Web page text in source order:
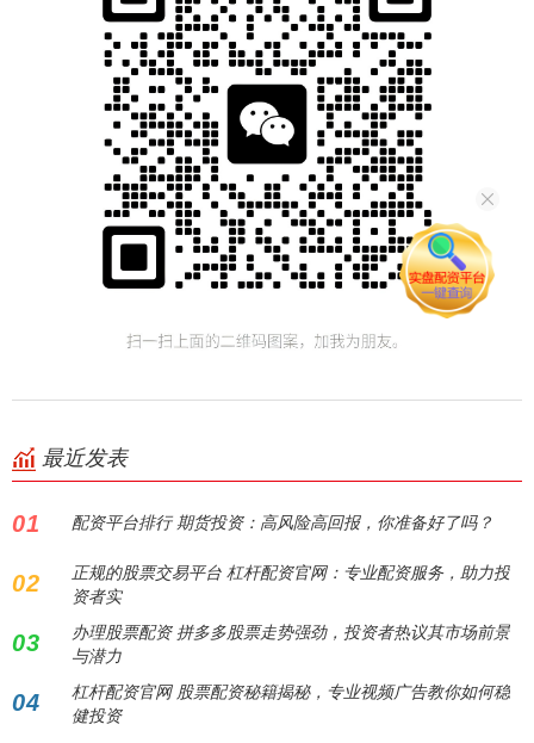
最近发表
01 配资平台排行 期货投资：高风险高回报，你准备好了吗？
02
正规的股票交易平台 杠杆配资官网：专业配资服务，助力投
资者实
03
办理股票配资 拼多多股票走势强劲，投资者热议其市场前景
与潜力
04
杠杆配资官网 股票配资秘籍揭秘，专业视频广告教你如何稳
健投资